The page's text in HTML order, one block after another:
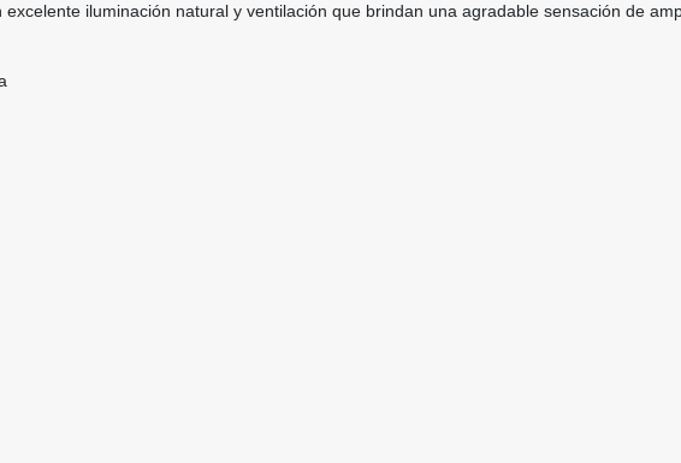
iluminación natural y ventilación que brindan una agradable sensación de